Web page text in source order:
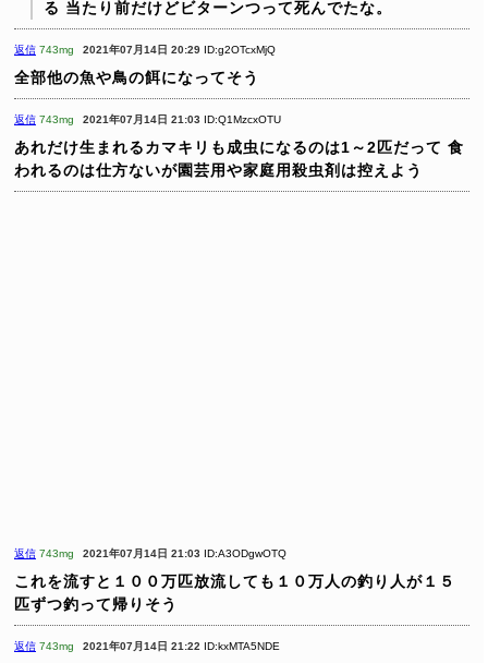
る 当たり前だけどビターンつって死んでたな。
返信 743mg 2021年07月14日 20:29 ID:g2OTcxMjQ
全部他の魚や鳥の餌になってそう
返信 743mg 2021年07月14日 21:03 ID:Q1MzcxOTU
あれだけ生まれるカマキリも成虫になるのは1～2匹だって 食
われるのは仕方ないが園芸用や家庭用殺虫剤は控えよう
返信 743mg 2021年07月14日 21:03 ID:A3ODgwOTQ
これを流すと１００万匹放流しても１０万人の釣り人が１５
匹ずつ釣って帰りそう
返信 743mg 2021年07月14日 21:22 ID:kxMTA5NDE